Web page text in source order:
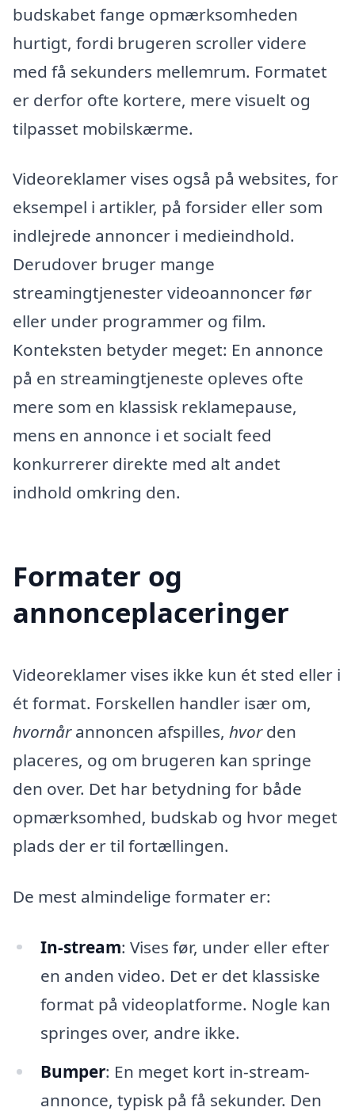
budskabet fange opmærksomheden
hurtigt, fordi brugeren scroller videre
med få sekunders mellemrum. Formatet
er derfor ofte kortere, mere visuelt og
tilpasset mobilskærme.
Videoreklamer vises også på websites, for
eksempel i artikler, på forsider eller som
indlejrede annoncer i medieindhold.
Derudover bruger mange
streamingtjenester videoannoncer før
eller under programmer og film.
Konteksten betyder meget: En annonce
på en streamingtjeneste opleves ofte
mere som en klassisk reklamepause,
mens en annonce i et socialt feed
konkurrerer direkte med alt andet
indhold omkring den.
Formater og
annonceplaceringer
Videoreklamer vises ikke kun ét sted eller i
ét format. Forskellen handler især om,
hvornårannoncen afspilles, hvorden
placeres, og om brugeren kan springe
den over. Det har betydning for både
opmærksomhed, budskab og hvor meget
plads der er til fortællingen.
De mest almindelige formater er:
In-stream: Vises før, under eller efter
en anden video. Det er det klassiske
format på videoplatforme. Nogle kan
springes over, andre ikke.
Bumper: En meget kort in-stream-
annonce, typisk på få sekunder. Den